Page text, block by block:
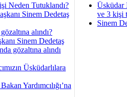
Neden Tutuklandı?
Sinem Dedetaş
alındı?
Sinem Dedetaş
gözaltına alındı
Üsküdarlılara
Yardımcılığı’na
Üsküdar
ve 3 kişi
Sinem